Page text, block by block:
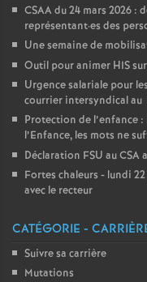
CSAA du 24 mars 2026 :
représentant·es des
Une semaine de
Outil pour animer HIS sur
Urgence salariale pour
courrier intersyndical au
Protection de l’enfance
l’Enfance, les mots ne
Déclaration FSU au CSA
Fortes chaleurs - lundi
avec le recteur
CATÉGORIE -
Suivre sa carrière
Mutations